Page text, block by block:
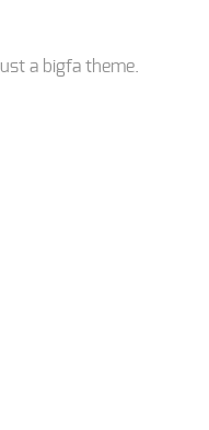
a bigfa theme.